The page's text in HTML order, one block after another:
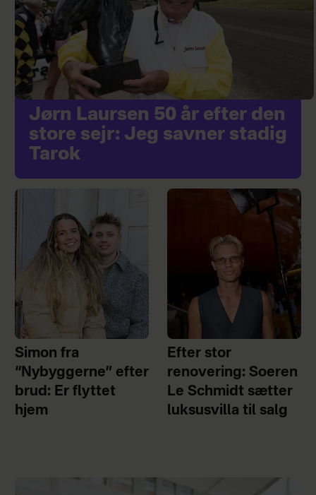
Jørn Laursen 50 år efter den
store sejr: Jeg savner stadig
Tarok
Simon fra
“Nybyggerne” efter
brud: Er flyttet
hjem
Efter stor
renovering: Soeren
Le Schmidt sætter
luksusvilla til salg